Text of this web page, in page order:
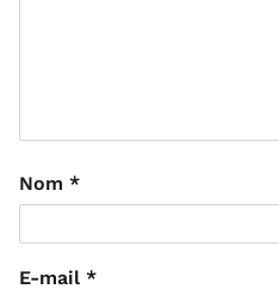
Nom *
E-mail *